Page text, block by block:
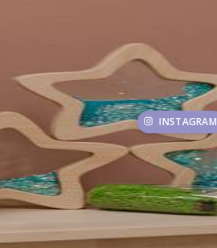
INSTAGRAM